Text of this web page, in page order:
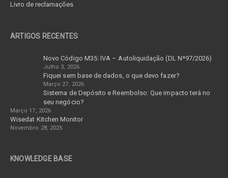
Livro de reclamações
ARTIGOS RECENTES
Novo Código M35: IVA – Autoliquidação (DL Nª97/2026)
Julho 3, 2026
Fiquei sem base de dados, o que devo fazer?
Março 27, 2026
Sistema de Depósito e Reembolso: Que impacto terá no
seu negócio?
Março 17, 2026
Wisedat Kitchen Monitor
Novembro 28, 2025
KNOWLEDGE BASE